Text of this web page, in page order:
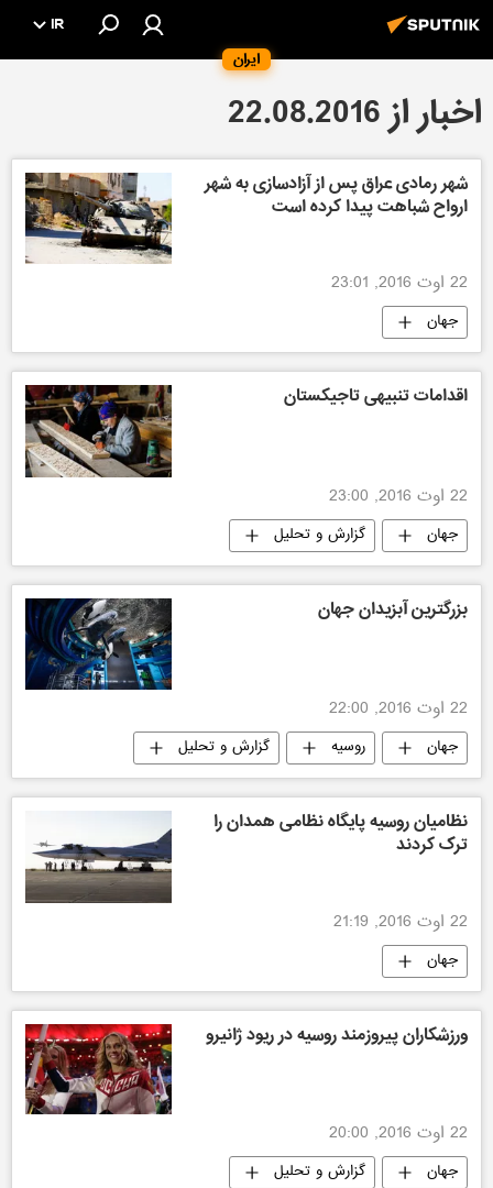
ایران
IR
اخبار از 22.08.2016
شهر رمادی عراق پس از آزادسازی به شهر
ارواح شباهت پیدا کرده است
22 اوت 2016, 23:01
جهان
اقدامات تنبیهی تاجیکستان
22 اوت 2016, 23:00
جهان گزارش و تحلیل
بزرگترین آبزیدان جهان
22 اوت 2016, 22:00
جهان روسیه گزارش و تحلیل
نظامیان روسیه پایگاه نظامی همدان را
ترک کردند
22 اوت 2016, 21:19
جهان
ورزشکاران پیروزمند روسیه در ریود ژانیرو
22 اوت 2016, 20:00
جهان
گزارش و تحلیل